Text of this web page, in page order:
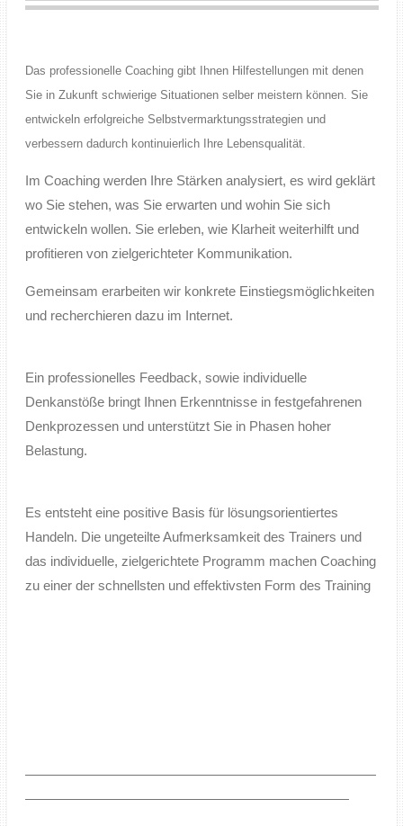
Das professionelle Coaching gibt Ihnen Hilfestellungen mit denen
Sie in Zukunft schwierige Situationen selber meistern können. Sie
entwickeln erfolgreiche Selbstvermarktungsstrategien und
verbessern dadurch kontinuierlich Ihre Lebensqualität.
Im Coaching werden Ihre Stärken analysiert, es wird geklärt
wo Sie stehen, was Sie erwarten und wohin Sie sich
entwickeln wollen. Sie erleben, wie Klarheit weiterhilft und
profitieren von zielgerichteter Kommunikation.
Gemeinsam erarbeiten wir konkrete Einstiegsmöglichkeiten
und recherchieren dazu im Internet.
Ein professionelles Feedback, sowie individuelle
Denkanstöße bringt Ihnen Erkenntnisse in festgefahrenen
Denkprozessen und unterstützt Sie in Phasen hoher
Belastung.
Es entsteht eine positive Basis für lösungsorientiertes
Handeln. Die ungeteilte Aufmerksamkeit des Trainers und
das individuelle, zielgerichtete Programm machen Coaching
zu einer der schnellsten und effektivsten Form des Training
——————————————————————————
————————————————————————